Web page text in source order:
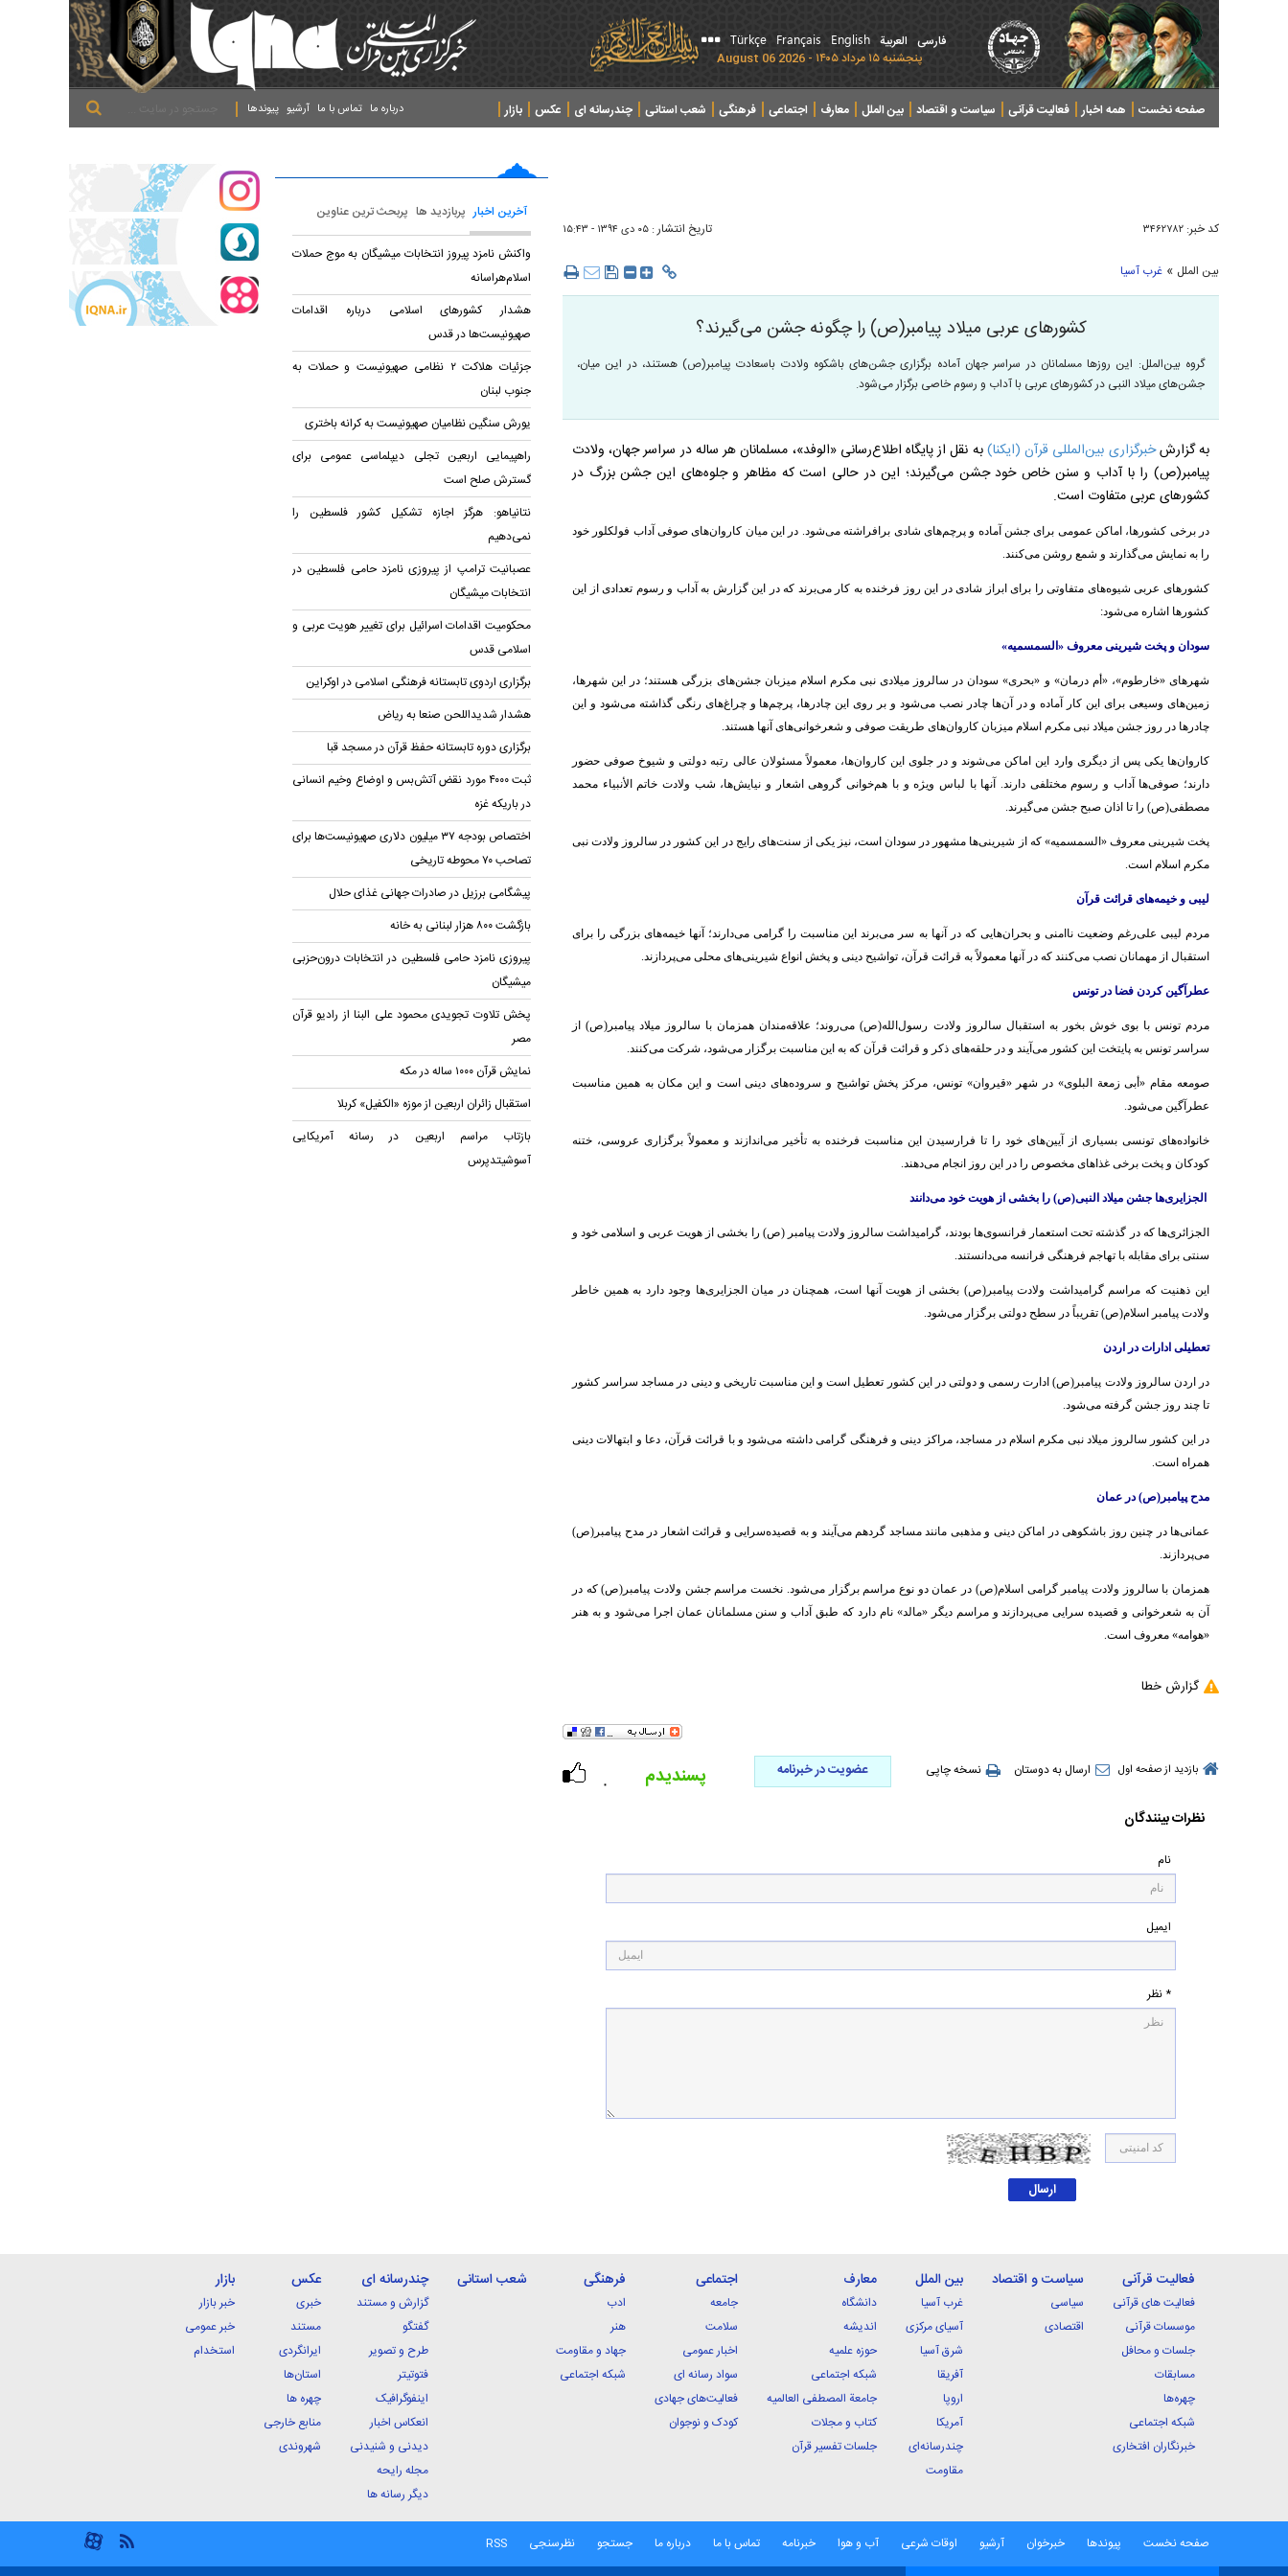
فارسی العربیة English
Français
Türkçe
پنجشنبه ۱۵ مرداد ۱۴۰۵ - 2026 August 06
صفحه نخست همه اخبار فعالیت قرآنی سیاست و اقتصاد بین الملل معارف اجتماعی فرهنگی شعب استانی چندرسانه ای عکس
بازار
پیوندها آرشیو تماس با ما درباره ما
کد خبر: ۳۴۶۲۷۸۲ تاریخ انتشار : ۰۵ دی ۱۳۹۴ - ۱۵:۴۳
بین الملل » غرب آسیا
کشورهای عربی میلاد پیامبر(ص) را چگونه جشن می‌گیرند؟
گروه بین‌الملل: این روزها مسلمانان در سراسر جهان آماده برگزاری جشن‌های باشکوه ولادت باسعادت پیامبر(ص) هستند، در این میان،
جشن‌های میلاد النبی در کشورهای عربی با آداب و رسوم خاصی برگزار می‌شود.
به گزارشخبرگزاری بین‌المللی قرآن (ایکنا)به نقل از پایگاه اطلاع‌رسانی «الوفد»، مسلمانان هر ساله در سراسر جهان، ولادت
پیامبر(ص) را با آداب و سنن خاص خود جشن می‌گیرند؛ این در حالی است که مظاهر و جلوه‌های این جشن بزرگ در
کشورهای عربی متفاوت است.
در برخی کشورها، اماکن عمومی برای جشن آماده و پرچم‌های شادی برافراشته می‌شود. در این میان کاروان‌های صوفی‌ آداب فولکلور خود
را به نمایش می‌گذارند و شمع روشن می‌کنند.
کشورهای عربی شیوه‌های متفاوتی را برای ابراز شادی در این روز فرخنده به کار می‌برند که در این گزارش به آداب و رسوم تعدادی از این
کشورها اشاره می‌شود:
سودان وپخت شیرینی معروف «السمسمیه»
شهرهای «خارطوم»، «أم درمان» و «بحری» سودان در سالروز میلادی نبی مکرم اسلام میزبان‌ جشن‌های بزرگی هستند؛ در این شهرها،
زمین‌های وسیعی برای این کار آماده و در آن‌ها چادر نصب می‌شود و بر روی این چادرها، پرچم‌ها و چراغ‌های رنگی گذاشته می‌شود و این
چادرها در روز جشن میلاد نبی مکرم اسلام میزبان کاروان‌های طریقت صوفی و شعر‌خوانی‌های آنها هستند.
کاروان‌ها یکی پس از دیگری وارد این اماکن می‌شوند و در جلوی این کاروان‌ها، معمولاً مسئولان عالی رتبه دولتی و شیوخ صوفی حضور
دارند؛ صوفی‌ها آداب و رسوم مختلفی دارند. آنها با لباس ویژه و با هم‌خوانی گروهی اشعار و نیایش‌ها، شب ولادت خاتم الأنبیاء محمد
مصطفی(ص) را تا اذان صبح جشن می‌گیرند.
پخت شیرینی معروف «السمسمیه» که از شیرینی‌ها مشهور در سودان است، نیز یکی از سنت‌های رایج در این کشور در سالروز ولادت نبی
مکرم اسلام است.
لیبی و خیمه‌های قرائت قرآن
مردم لیبی علی‌رغم وضعیت ناامنی و بحران‌هایی که در آنها به سر می‌برند این مناسبت را گرامی می‌دارند؛ آنها خیمه‌های بزرگی را برای
استقبال از مهمانان نصب می‌کنند که در آنها معمولاً به قرائت قرآن، تواشیح دینی و پخش انواع شیرینی‌های محلی می‌پردازند.
عطرآگین کردن فضا در تونس
مردم تونس با بوی خوش بخور به استقبال سالروز ولادت رسول‌الله‌(ص) می‌روند؛ علاقه‌مندان همزمان با سالروز میلاد پیامبر‌(ص) از
سراسر تونس به پایتخت این کشور می‌آیند و در حلقه‌های ذکر و قرائت قرآن که به این مناسبت برگزار می‌شود، شرکت می‌کنند.
صومعه‌ مقام «أبی زمعة البلوی» در شهر «قیروان» تونس، مرکز پخش تواشیح و سروده‌های دینی است و این مکان به همین مناسبت
عطرآگین می‌شود.
خانواده‌های تونسی بسیاری از آیین‌های خود را تا فرارسیدن این مناسبت فرخنده به تأخیر می‌اندازند و معمولاً برگزاری عروسی‌، ختنه
کودکان و پخت برخی غذاهای مخصوص را در این روز انجام می‌دهند.
الجزایری‌ها جشن میلاد النبی(ص) را بخشی از هویت خود می‌دانند
الجزائری‌ها که در گذشته تحت استعمار فرانسوی‌ها بودند، گرامیداشت سالروز ولادت پیامبر (ص) را بخشی از هویت عربی و اسلامی خود و
سنتی برای مقابله با تهاجم فرهنگی فرانسه می‌دانستند.
این ذهنیت که مراسم گرامیداشت ولادت پیامبر(ص) بخشی از هویت آنها است، همچنان در میان الجزایری‌ها وجود دارد به همین خاطر
ولادت پیامبر اسلام(ص) تقریباً در سطح دولتی برگزار می‌شود.
تعطیلی ادارات در اردن
در اردن سالروز ولادت پیامبر(ص) ادارت رسمی و دولتی در این کشور تعطیل است و این مناسبت تاریخی و دینی در مساجد سراسر کشور
تا چند روز جشن گرفته می‌شود.
در این کشور سالروز میلاد نبی مکرم اسلام در مساجد، مراکز دینی و فرهنگی گرامی داشته می‌شود و با قرائت قرآن، دعا و ابتهالات دینی
همراه است.
مدح پیامبر(ص) در عمان
عمانی‌ها در چنین روز باشکوهی در اماکن دینی و مذهبی مانند مساجد گردهم می‌آیند و به قصیده‌سرایی و قرائت اشعار در مدح پیامبر(ص)
می‌پردازند.
همزمان با سالروز ولادت پیامبر گرامی اسلام(ص) در عمان دو نوع مراسم برگزار می‌شود. نخست مراسم جشن ولادت پیامبر(ص) که در
آن به شعرخوانی و قصیده سرایی می‌پردازند و مراسم دیگر «مالد» نام دارد که طبق آداب و سنن مسلمانان عمان اجرا می‌شود و به هنر
«هوامه» معروف است.
گزارش خطا
بازدید از صفحه اول ارسال به دوستان نسخه چاپی عضویت در خبرنامه
۰ پسندیدم
نظرات بینندگان
نام
ایمیل
* نظر
آخرین اخبار پربازدید ها پربحث ترین عناوین
واکنش نامزد پیروز انتخابات میشیگان به موج حملات
اسلام‌هراسانه
هشدار کشورهای اسلامی درباره اقدامات
صهیونیست‌ها در قدس
جزئیات هلاکت ۲ نظامی صهیونیست و حملات به
جنوب لبنان
یورش سنگین نظامیان صهیونیست به کرانه باختری
راهپیمایی اربعین تجلی دیپلماسی عمومی برای
گسترش صلح است
نتانیاهو: هرگز اجازه تشکیل کشور فلسطین را
نمی‌دهیم
عصبانیت ترامپ از پیروزی نامزد حامی فلسطین در
انتخابات میشیگان
محکومیت اقدامات اسرائیل برای تغییر هویت عربی و
اسلامی قدس
برگزاری اردوی تابستانه فرهنگی اسلامی در اوکراین
هشدار شدیداللحن صنعا به ریاض
برگزاری دوره تابستانه حفظ قرآن در مسجد قبا
ثبت ۴۰۰۰ مورد نقض آتش‌بس و اوضاع وخیم انسانی
در باریکه غزه
اختصاص بودجه ۳۷ میلیون دلاری صهیونیست‌ها برای
تصاحب ۷۰ محوطه تاریخی
پیشگامی برزیل در صادرات جهانی غذای حلال
بازگشت ۸۰۰ هزار لبنانی به خانه
پیروزی نامزد حامی فلسطین در انتخابات درون‌حزبی
میشیگان
پخش تلاوت تجویدی محمود علی البنا از رادیو قرآن
مصر
نمایش قرآن ۱۰۰۰ ساله در مکه
استقبال زائران اربعین از موزه «الکفیل» کربلا
بازتاب مراسم اربعین در رسانه آمریکایی
آسوشیتدپرس
فعالیت قرآنی
فعالیت های قرآنی
موسسات قرآنی
جلسات و محافل
مسابقات
چهره‌ها
شبکه اجتماعی
خبرنگاران افتخاری
سیاست و اقتصاد
سیاسی
اقتصادی
بین الملل
غرب آسیا
آسیای مرکزی
شرق آسیا
آفریقا
اروپا
آمریکا
چندرسانه‌ای
مقاومت
معارف
دانشگاه
اندیشه
حوزه علمیه
شبکه اجتماعی
جامعة المصطفی العالمیه
کتاب و مجلات
جلسات تفسیر قرآن
اجتماعی
جامعه
سلامت
اخبار عمومی
سواد رسانه ای
فعالیت‌های جهادی
کودک و نوجوان
فرهنگی
ادب
هنر
جهاد و مقاومت
شبکه اجتماعی
شعب استانی چندرسانه ای
گزارش و مستند
گفتگو
طرح و تصویر
فتوتیتر
اینفوگرافیک
انعکاس اخبار
دیدنی و شنیدنی
مجله رایحه
دیگر رسانه ها
عکس
خبری
مستند
ایرانگردی
استان‌ها
چهره ها
منابع خارجی
شهروندی
بازار
خبر بازار
خبر عمومی
استخدام
صفحه نخست پیوندها خبرخوان آرشیو اوقات شرعی آب و هوا خبرنامه تماس با ما درباره ما جستجو نظرسنجی RSS